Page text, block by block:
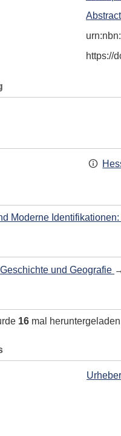
Abstract
https://
Moderne
Geschichte und Geografie
16 mal